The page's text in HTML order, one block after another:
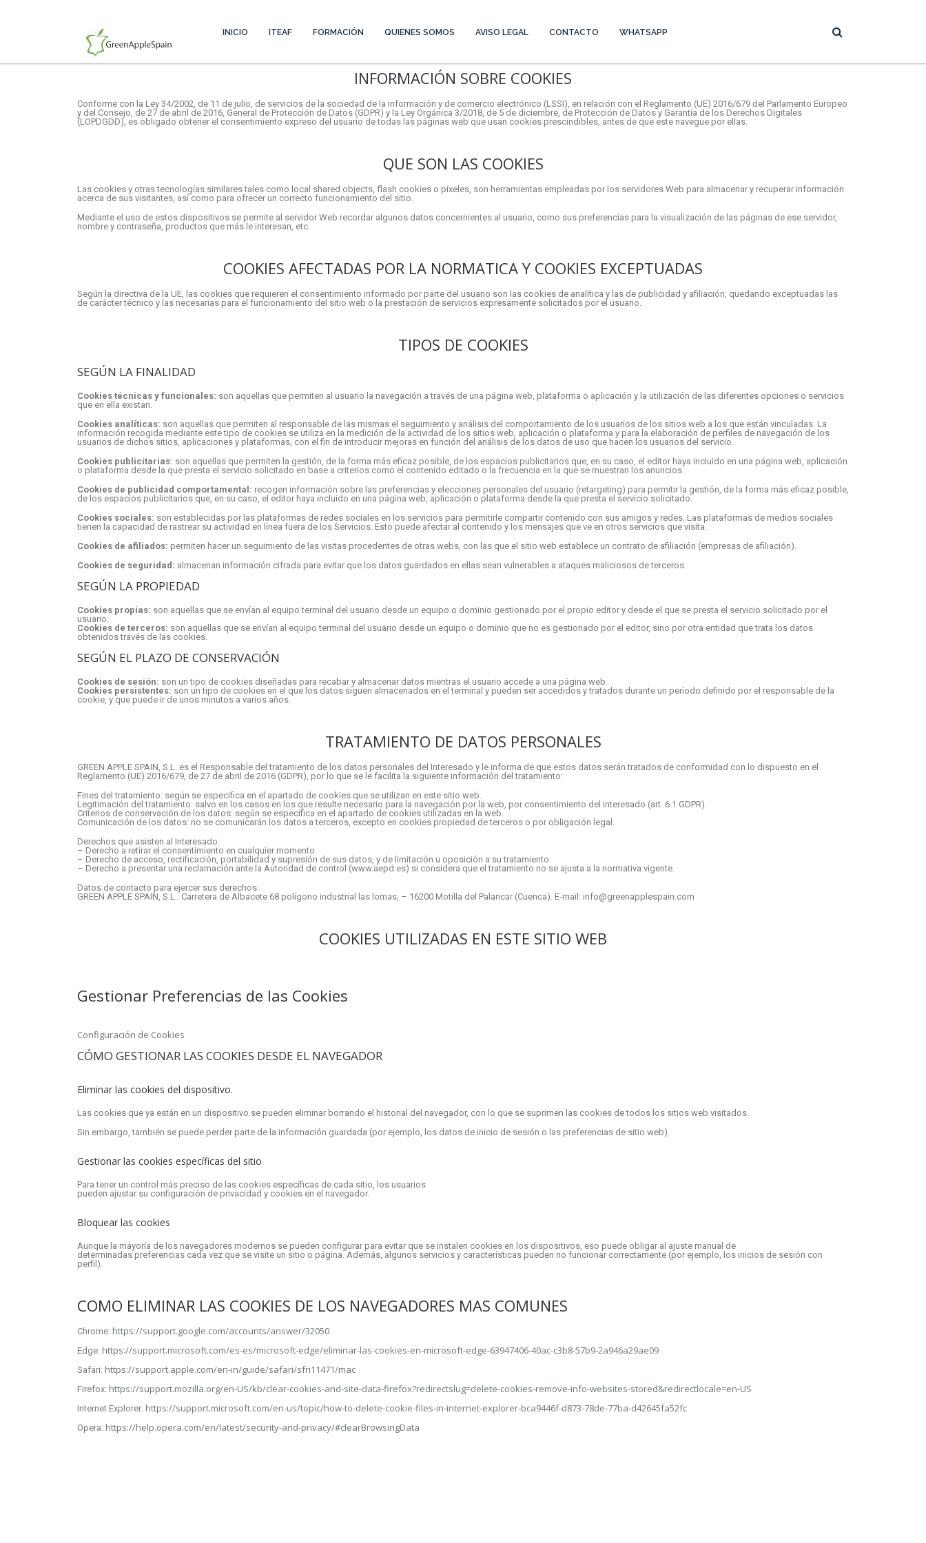
INICIO ITEAF FORMACIÓN QUIENES SOMOS AVISO LEGAL CONTACTO WHATSAPP
INFORMACIÓN SOBRE COOKIES
Conforme con la Ley 34/2002, de 11 de julio, de servicios de la sociedad de la información y de comercio electrónico (LSSI), en relación con el Reglamento (UE) 2016/679 del Parlamento Europeo
y del Consejo, de 27 de abril de 2016, General de Protección de Datos (GDPR) y la Ley Orgánica 3/2018, de 5 de diciembre, de Protección de Datos y Garantía de los Derechos Digitales
(LOPDGDD), es obligado obtener el consentimiento expreso del usuario de todas las páginas web que usan cookies prescindibles, antes de que este navegue por ellas.
QUE SON LAS COOKIES
Las cookies y otras tecnologías similares tales como local shared objects, flash cookies o píxeles, son herramientas empleadas por los servidores Web para almacenar y recuperar información
acerca de sus visitantes, así como para ofrecer un correcto funcionamiento del sitio.
Mediante el uso de estos dispositivos se permite al servidor Web recordar algunos datos concernientes al usuario, como sus preferencias para la visualización de las páginas de ese servidor,
nombre y contraseña, productos que más le interesan, etc.
COOKIES AFECTADAS POR LA NORMATICA Y COOKIES EXCEPTUADAS
Según la directiva de la UE, las cookies que requieren el consentimiento informado por parte del usuario son las cookies de analítica y las de publicidad y afiliación, quedando exceptuadas las
de carácter técnico y las necesarias para el funcionamiento del sitio web o la prestación de servicios expresamente solicitados por el usuario.
TIPOS DE COOKIES
SEGÚN LA FINALIDAD
Cookies técnicas y funcionales: son aquellas que permiten al usuario la navegación a través de una página web, plataforma o aplicación y la utilización de las diferentes opciones o servicios
que en ella existan.
Cookies analíticas: son aquellas que permiten al responsable de las mismas el seguimiento y análisis del comportamiento de los usuarios de los sitios web a los que están vinculadas. La
información recogida mediante este tipo de cookies se utiliza en la medición de la actividad de los sitios web, aplicación o plataforma y para la elaboración de perfiles de navegación de los
usuarios de dichos sitios, aplicaciones y plataformas, con el fin de introducir mejoras en función del análisis de los datos de uso que hacen los usuarios del servicio.
Cookies publicitarias: son aquellas que permiten la gestión, de la forma más eficaz posible, de los espacios publicitarios que, en su caso, el editor haya incluido en una página web, aplicación
o plataforma desde la que presta el servicio solicitado en base a criterios como el contenido editado o la frecuencia en la que se muestran los anuncios.
Cookies de publicidad comportamental: recogen información sobre las preferencias y elecciones personales del usuario (retargeting) para permitir la gestión, de la forma más eficaz posible,
de los espacios publicitarios que, en su caso, el editor haya incluido en una página web, aplicación o plataforma desde la que presta el servicio solicitado.
Cookies sociales: son establecidas por las plataformas de redes sociales en los servicios para permitirle compartir contenido con sus amigos y redes. Las plataformas de medios sociales
tienen la capacidad de rastrear su actividad en línea fuera de los Servicios. Esto puede afectar al contenido y los mensajes que ve en otros servicios que visita.
Cookies de afiliados: permiten hacer un seguimiento de las visitas procedentes de otras webs, con las que el sitio web establece un contrato de afiliación (empresas de afiliación).
Cookies de seguridad: almacenan información cifrada para evitar que los datos guardados en ellas sean vulnerables a ataques maliciosos de terceros.
SEGÚN LA PROPIEDAD
Cookies propias: son aquellas que se envían al equipo terminal del usuario desde un equipo o dominio gestionado por el propio editor y desde el que se presta el servicio solicitado por el
usuario.
Cookies de terceros: son aquellas que se envían al equipo terminal del usuario desde un equipo o dominio que no es gestionado por el editor, sino por otra entidad que trata los datos
obtenidos través de las cookies.
SEGÚN EL PLAZO DE CONSERVACIÓN
Cookies de sesión: son un tipo de cookies diseñadas para recabar y almacenar datos mientras el usuario accede a una página web.
Cookies persistentes: son un tipo de cookies en el que los datos siguen almacenados en el terminal y pueden ser accedidos y tratados durante un período definido por el responsable de la
cookie, y que puede ir de unos minutos a varios años.
TRATAMIENTO DE DATOS PERSONALES
GREEN APPLE SPAIN, S.L. es el Responsable del tratamiento de los datos personales del Interesado y le informa de que estos datos serán tratados de conformidad con lo dispuesto en el
Reglamento (UE) 2016/679, de 27 de abril de 2016 (GDPR), por lo que se le facilita la siguiente información del tratamiento:
Fines del tratamiento: según se especifica en el apartado de cookies que se utilizan en este sitio web.
Legitimación del tratamiento: salvo en los casos en los que resulte necesario para la navegación por la web, por consentimiento del interesado (art. 6.1 GDPR).
Criterios de conservación de los datos: según se especifica en el apartado de cookies utilizadas en la web.
Comunicación de los datos: no se comunicarán los datos a terceros, excepto en cookies propiedad de terceros o por obligación legal.
Derechos que asisten al Interesado:
– Derecho a retirar el consentimiento en cualquier momento.
– Derecho de acceso, rectificación, portabilidad y supresión de sus datos, y de limitación u oposición a su tratamiento.
– Derecho a presentar una reclamación ante la Autoridad de control (www.aepd.es) si considera que el tratamiento no se ajusta a la normativa vigente.
Datos de contacto para ejercer sus derechos:
GREEN APPLE SPAIN, S.L.. Carretera de Albacete 68 polígono industrial las lomas, – 16200 Motilla del Palancar (Cuenca). E-mail: info@greenapplespain.com
COOKIES UTILIZADAS EN ESTE SITIO WEB
Gestionar Preferencias de las Cookies
Configuración de Cookies
CÓMO GESTIONAR LAS COOKIES DESDE EL NAVEGADOR
Eliminar las cookies del dispositivo.
Las cookies que ya están en un dispositivo se pueden eliminar borrando el historial del navegador, con lo que se suprimen las cookies de todos los sitios web visitados.
Sin embargo, también se puede perder parte de la información guardada (por ejemplo, los datos de inicio de sesión o las preferencias de sitio web).
Gestionar las cookies específicas del sitio
Para tener un control más preciso de las cookies específicas de cada sitio, los usuarios
pueden ajustar su configuración de privacidad y cookies en el navegador.
Bloquear las cookies
Aunque la mayoría de los navegadores modernos se pueden configurar para evitar que se instalen cookies en los dispositivos, eso puede obligar al ajuste manual de
determinadas preferencias cada vez que se visite un sitio o página. Además, algunos servicios y características pueden no funcionar correctamente (por ejemplo, los inicios de sesión con
perfil).
COMO ELIMINAR LAS COOKIES DE LOS NAVEGADORES MAS COMUNES
Chrome: https://support.google.com/accounts/answer/32050
Edge: https://support.microsoft.com/es-es/microsoft-edge/eliminar-las-cookies-en-microsoft-edge-63947406-40ac-c3b8-57b9-2a946a29ae09
Safari: https://support.apple.com/en-in/guide/safari/sfri11471/mac
Firefox: https://support.mozilla.org/en-US/kb/clear-cookies-and-site-data-firefox?redirectslug=delete-cookies-remove-info-websites-stored&redirectlocale=en-US
Internet Explorer: https://support.microsoft.com/en-us/topic/how-to-delete-cookie-files-in-internet-explorer-bca9446f-d873-78de-77ba-d42645fa52fc
Opera: https://help.opera.com/en/latest/security-and-privacy/#clearBrowsingData